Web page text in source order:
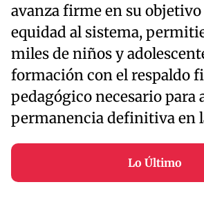
avanza firme en su
equidad al sistema,
miles de niños y
formación con el respaldo
pedagógico necesario para
permanencia definitiva en
Lo Último